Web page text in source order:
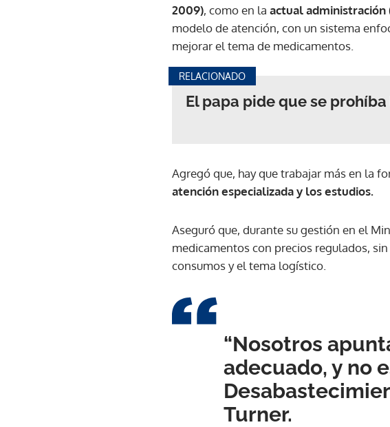
2009), como en la actual administración
modelo de atención, con un sistema
mejorar el tema de medicamentos.
RELACIONADO
El papa pide que se
Agregó que, hay que trabajar más en la
atención especializada y los estudios.
Aseguró que, durante su gestión en el
medicamentos con precios regulados,
consumos y el tema logístico.
“Nosotros
adecuado, y no
Turner.